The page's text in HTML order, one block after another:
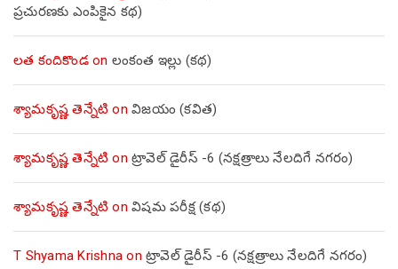
ప్రచురణకు ఎంపికైన కథ)
లత కందికొండon లంకంత ఇల్లు (కథ)
శ్యామకృష్ణ తెన్నేటి on విజయం (కవిత)
శ్యామకృష్ణ తెన్నేటి on ట్రావెల్ డైరీస్ -6 (నక్షత్రాలు నేలదిగే నగరం)
శ్యామకృష్ణ తెన్నేటి on విషమ పరీక్ష (క‌థ‌)
T Shyama Krishna on ట్రావెల్ డైరీస్ -6 (నక్షత్రాలు నేలదిగే నగరం)